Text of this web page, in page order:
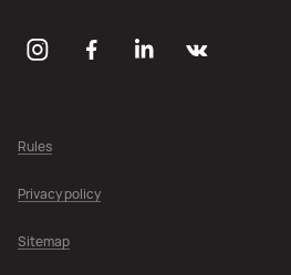
Rules
Privacy policy
Sitemap